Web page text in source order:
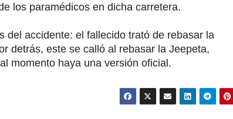
los paramédicos en dicha carretera.
del accidente: el fallecido trató de rebasar la
detrás, este se calló al rebasar la Jeepeta,
momento haya una versión oficial.